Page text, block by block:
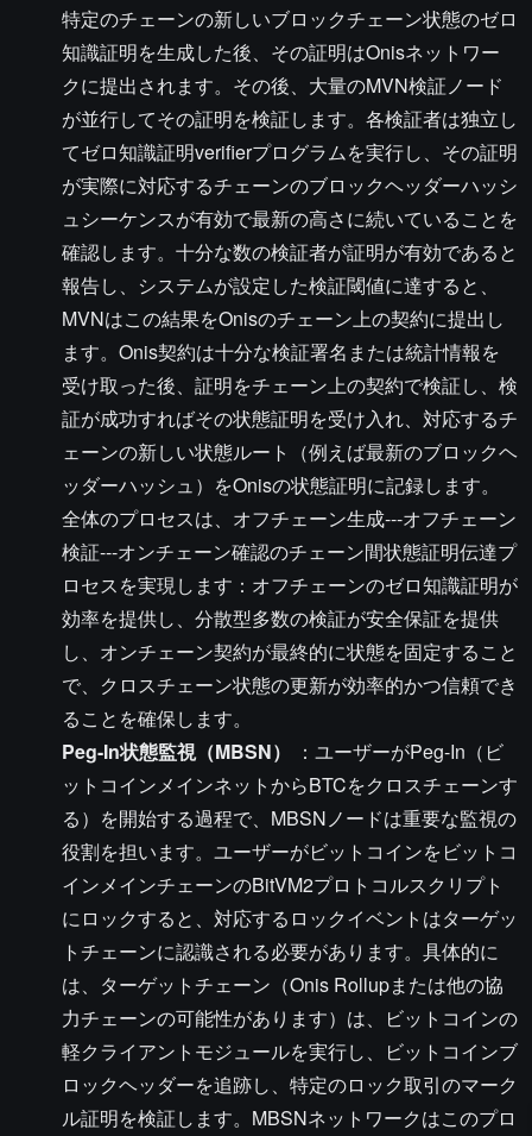
特定のチェーンの新しいブロックチェーン状態のゼロ
知識証明を生成した後、その証明はOnisネットワー
クに提出されます。その後、大量のMVN検証ノード
が並行してその証明を検証します。各検証者は独立し
てゼロ知識証明verifierプログラムを実行し、その証明
が実際に対応するチェーンのブロックヘッダーハッシ
ュシーケンスが有効で最新の高さに続いていることを
確認します。十分な数の検証者が証明が有効であると
報告し、システムが設定した検証閾値に達すると、
MVNはこの結果をOnisのチェーン上の契約に提出し
ます。Onis契約は十分な検証署名または統計情報を
受け取った後、証明をチェーン上の契約で検証し、検
証が成功すればその状態証明を受け入れ、対応するチ
ェーンの新しい状態ルート（例えば最新のブロックヘ
ッダーハッシュ）をOnisの状態証明に記録します。
全体のプロセスは、オフチェーン生成---オフチェーン
検証---オンチェーン確認のチェーン間状態証明伝達プ
ロセスを実現します：オフチェーンのゼロ知識証明が
効率を提供し、分散型多数の検証が安全保証を提供
し、オンチェーン契約が最終的に状態を固定すること
で、クロスチェーン状態の更新が効率的かつ信頼でき
ることを確保します。
Peg-In状態監視（MBSN）
：ユーザーがPeg-In（ビ
ットコインメインネットからBTCをクロスチェーンす
る）を開始する過程で、MBSNノードは重要な監視の
役割を担います。ユーザーがビットコインをビットコ
インメインチェーンのBitVM2プロトコルスクリプト
にロックすると、対応するロックイベントはターゲッ
トチェーンに認識される必要があります。具体的に
は、ターゲットチェーン（Onis Rollupまたは他の協
力チェーンの可能性があります）は、ビットコインの
軽クライアントモジュールを実行し、ビットコインブ
ロックヘッダーを追跡し、特定のロック取引のマーク
ル証明を検証します。MBSNネットワークはこのプロ